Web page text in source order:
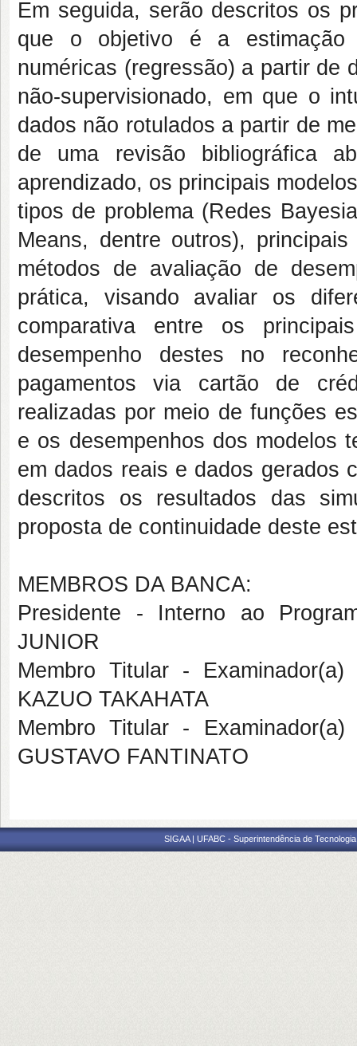
Em seguida, serão descritos os
que o objetivo é a estimação
numéricas (regressão) a partir de
não-supervisionado, em que o
dados não rotulados a partir de
de uma revisão bibliográfica
aprendizado, os principais
tipos de problema (Redes
Means, dentre outros),
métodos de avaliação de
prática, visando avaliar os
comparativa entre os
desempenho destes no
pagamentos via cartão de
realizadas por meio de funções
e os desempenhos dos modelos
em dados reais e dados gerados
descritos os resultados das
proposta de continuidade deste
MEMBROS DA BANCA:
Presidente - Interno ao
JUNIOR
Membro Titular -
KAZUO TAKAHATA
Membro Titular -
GUSTAVO FANTINATO
SIGAA | UFABC - Superintendência de